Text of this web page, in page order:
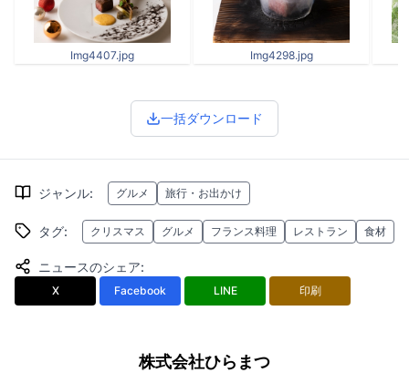
Img4407.jpg Img4298.jpg
一括ダウンロード
ジャンル: グルメ 旅行・お出かけ
タグ: クリスマス グルメ フランス料理 レストラン 食材
ニュースのシェア:
X Facebook LINE 印刷
株式会社ひらまつ